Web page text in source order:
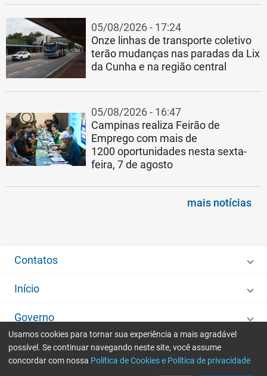
05/08/2026 - 17:24
Onze linhas de transporte coletivo
terão mudanças nas paradas da Lix
da Cunha e na região central
05/08/2026 - 16:47
Campinas realiza Feirão de
Emprego com mais de
1200 oportunidades nesta sexta-
feira, 7 de agosto
mais notícias
Contatos
Início
Governo
Desenvolvido porIMA - Informática de Municípios Associados
Usamos cookies para tornar sua experiência a mais agradável
possível. Se continuar navegando neste site, você assume
concordar com nossa Política de Cookies e Política de privacidade